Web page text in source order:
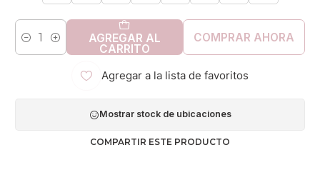
Cantidad AGREGAR AL
CARRITO
COMPRAR AHORA
Agregar a la lista de favoritos
Mostrar stock de ubicaciones
COMPARTIR ESTE PRODUCTO